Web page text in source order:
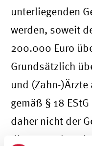
unterliegenden
werden, soweit
200.000 Euro
Grundsätzlich
und (Zahn-
gemäß § 18
daher nicht der
diese Regelung